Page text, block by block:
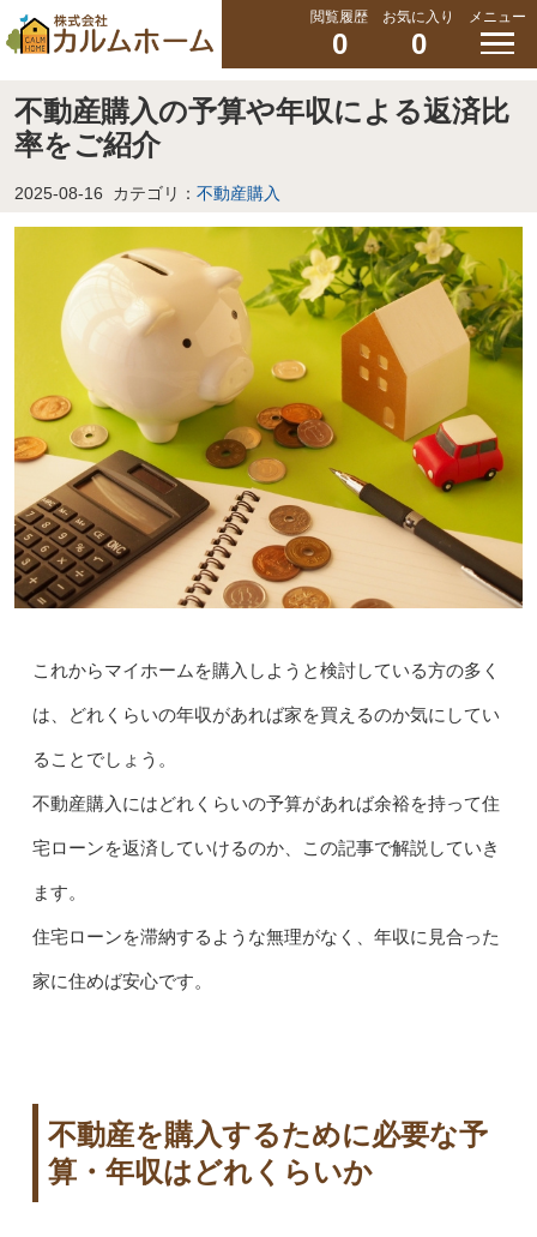
閲覧履歴
0
お気に入り
0
メニュー
不動産購入の予算や年収による返済比
率をご紹介
2025-08-16 カテゴリ： 不動産購入
これからマイホームを購入しようと検討している方の多く
は、どれくらいの年収があれば家を買えるのか気にしてい
ることでしょう。
不動産購入にはどれくらいの予算があれば余裕を持って住
宅ローンを返済していけるのか、この記事で解説していき
ます。
住宅ローンを滞納するような無理がなく、年収に見合った
家に住めば安心です。
不動産を購入するために必要な予
算・年収はどれくらいか